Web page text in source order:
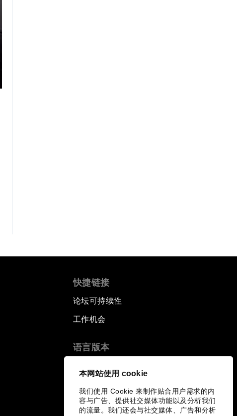
本网站使用 cookie
我们使用 Cookie 来制作贴合用户需求的内
容与广告、提供社交媒体功能以及分析我们
的流量。我们还会与社交媒体、广告和分析
快捷链接
论坛可持续性
工作机会
语言版本